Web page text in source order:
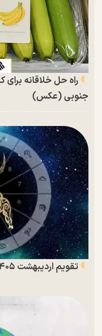
راه حل خلاقانه
جنوبی (عکس)
تقویم اردیبهشت ۱۴۰۵ و روز‌های تعطیل این ماه